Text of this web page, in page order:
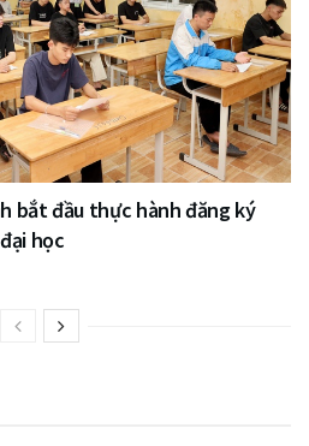
bắt đầu thực hành đăng ký
học